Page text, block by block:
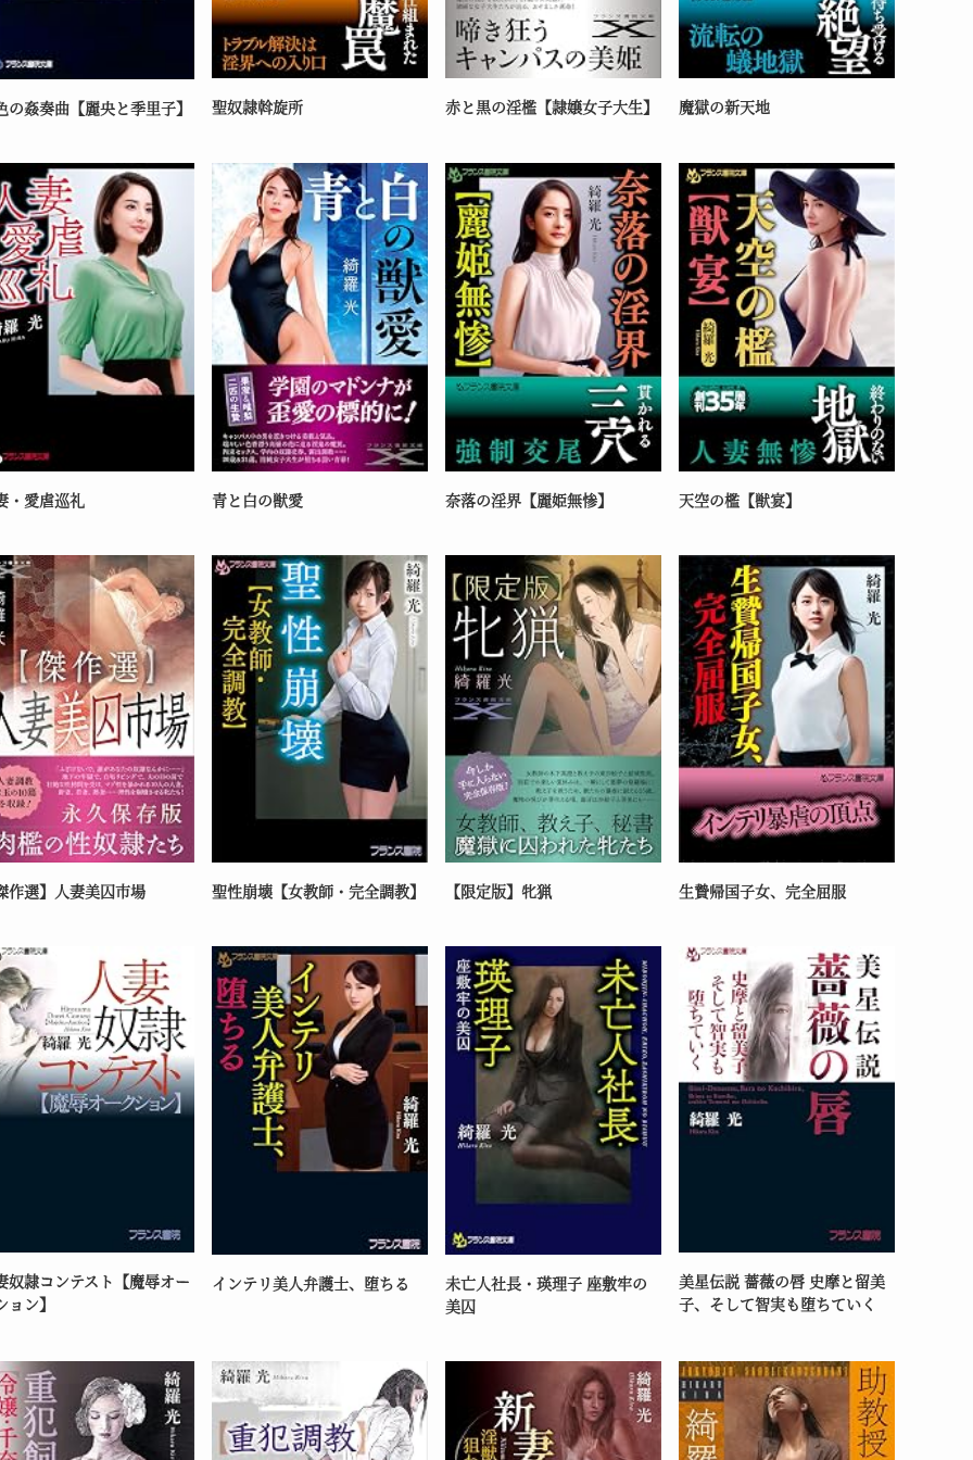
の姦奏曲【麗央と季里子】 聖奴隷斡旋所 赤と黒の淫檻【隷嬢女子大生】 魔獄の新天地
・愛虐巡礼 青と白の獣愛 奈落の淫界【麗姫無惨】 天空の檻【獣宴】
作選】人妻美囚市場 聖性崩壊【女教師・完全調教】 【限定版】牝猟 生贄帰国子女、完全屈服
奴隷コンテスト【魔辱オー
ョン】
インテリ美人弁護士、堕ちる
未亡人社長・瑛理子 座敷牢の
美囚
美星伝説 薔薇の唇 史摩と留美
子、そして智実も堕ちていく